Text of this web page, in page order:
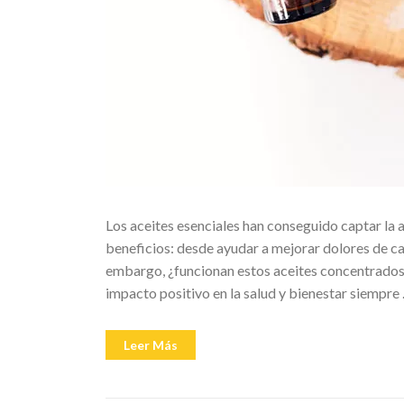
Los aceites esenciales han conseguido captar
beneficios: desde ayudar a mejorar dolores de
embargo, ¿funcionan estos aceites
impacto positivo en la salud y bienestar siempre
Leer Más
son